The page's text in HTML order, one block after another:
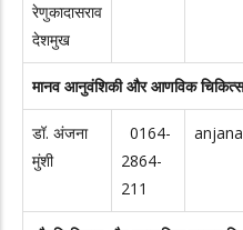
रेणुकादासराव
देशमुख
मानव आनुवंशिकी और आणविक
डॉ. अंजना
मुंशी
0164-
2864-
211